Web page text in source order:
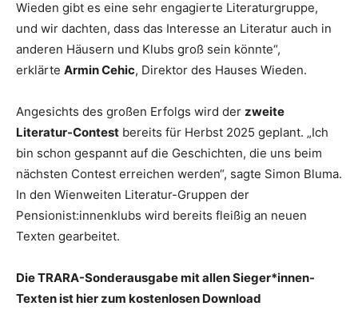
Wieden gibt es eine sehr engagierte Literaturgruppe,
und wir dachten, dass das Interesse an Literatur auch in
anderen Häusern und Klubs groß sein könnte“,
erklärte Armin Cehic, Direktor des Hauses Wieden.
Angesichts des großen Erfolgs wird der zweite
Literatur-Contest bereits für Herbst 2025 geplant. „Ich
bin schon gespannt auf die Geschichten, die uns beim
nächsten Contest erreichen werden“, sagte Simon Bluma.
In den Wienweiten Literatur-Gruppen der
Pensionist:innenklubs wird bereits fleißig an neuen
Texten gearbeitet.
Die TRARA-Sonderausgabe mit allen Sieger*innen-
Texten ist hier zum kostenlosen Download